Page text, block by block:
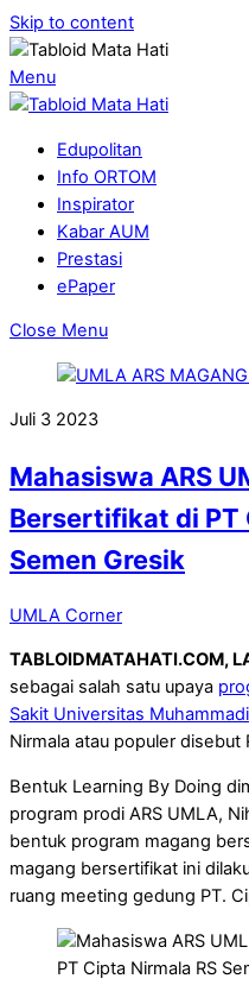
Skip to content
Menu
Edupolitan
Info ORTOM
Inspirator
Kabar AUM
Prestasi
ePaper
Close Menu
Juli 3 2023
Mahasiswa ARS
Bersertifikat di PT
Semen Gresik
UMLA Corner
TABLOIDMATAHATI.COM,
sebagai salah satu upaya
Sakit Universitas
Nirmala atau populer disebut
Bentuk Learning By Doing
program prodi ARS UMLA,
bentuk program magang
magang bersertifikat ini
ruang meeting gedung PT.